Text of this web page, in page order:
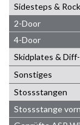
Sidesteps &
2-Door
4-Door
Skidplates &
Sonstiges
Stossstangen
Stossstange